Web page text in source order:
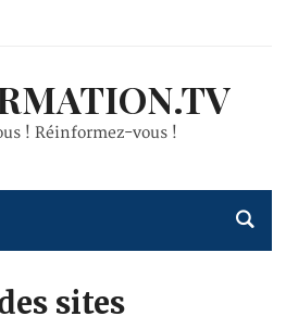
! Réinformez-vous !
sites